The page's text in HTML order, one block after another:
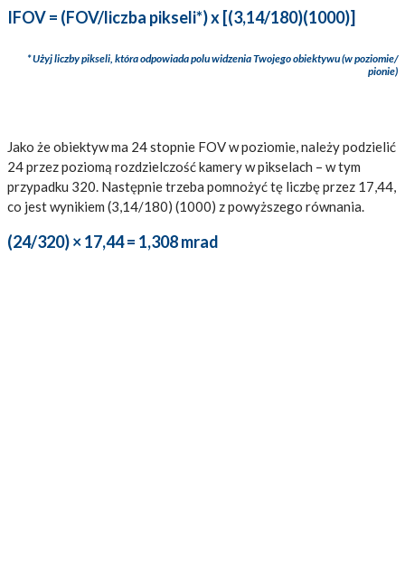
IFOV = (FOV/liczba pikseli*) x [(3,14/180)(1000)]
* Użyj liczby pikseli, która odpowiada polu widzenia Twojego obiektywu (w poziomie/
pionie)
Jako że obiektyw ma 24 stopnie FOV w poziomie, należy podzielić
24 przez poziomą rozdzielczość kamery w pikselach – w tym
przypadku 320. Następnie trzeba pomnożyć tę liczbę przez 17,44,
co jest wynikiem (3,14/180) (1000) z powyższego równania.
(24/320) × 17,44 = 1,308 mrad